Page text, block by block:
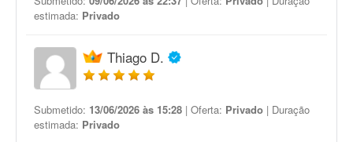
estimada: Privado
Thiago D.
Submetido: 13/06/2026 às 15:28 | Oferta: Privado | Duração
estimada: Privado